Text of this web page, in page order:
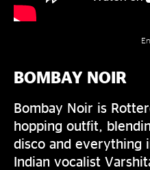
BOMBAY NOIR
Bombay Noir is
hopping outfit,
disco and everything
Indian vocalist